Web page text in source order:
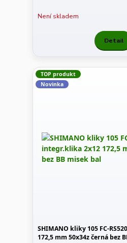
Není skladem
Detail
TOP produkt
Novinka
SHIMANO kliky 105 FC-
172,5 mm 50x34z černá bez